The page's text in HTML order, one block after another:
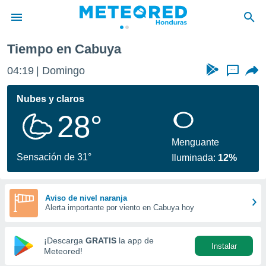
de
ha sido
calidad.
a este
las
forma
digital
basada
Tiempo en Cabuya
04:19 Domingo ...
Nubes y claros
28°
Sensación de 31°
Menguante
Iluminada: 12%
Aviso de nivel naranja
Alerta importante por viento en Cabuya hoy
¡Descarga GRATIS la app de
Meteored!
Instalar